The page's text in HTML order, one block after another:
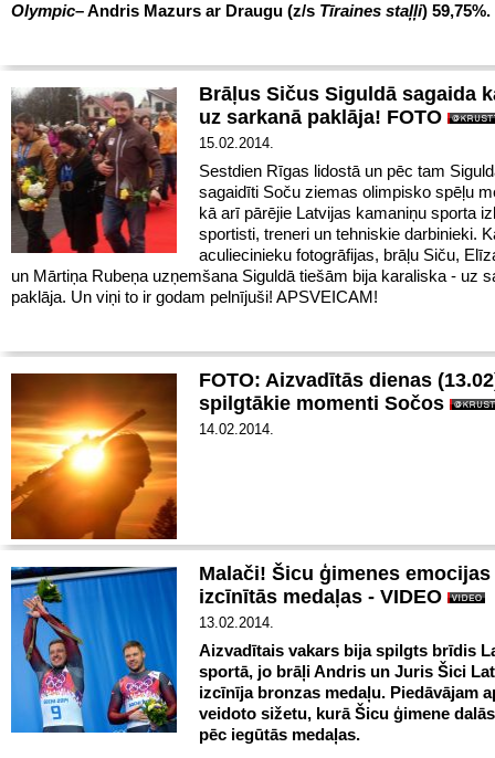
Olympic–Andris Mazurs ar Draugu (z/s Tīraines staļļi) 59,75%.
Brāļus Sičus Siguldā sagaida
uz sarkanā paklāja! FOTO
15.02.2014.
Sestdien Rīgas lidostā un pēc tam
sagaidīti Soču ziemas olimpisko spēļu
kā arī pārējie Latvijas kamaniņu sporta
sportisti, treneri un tehniskie darbinieki.
aculiecinieku fotogrāfijas, brāļu Siču,
un Mārtiņa Rubeņa uzņemšana Siguldā tiešām bija karaliska - uz
paklāja. Un viņi to ir godam pelnījuši! APSVEICAM!
FOTO: Aizvadītās dienas
spilgtākie momenti Sočos
14.02.2014.
Malači! Šicu ģimenes emocijas
izcīnītās medaļas - VIDEO
13.02.2014.
Aizvadītais vakars bija spilgts brīdis
sportā, jo brāļi Andris un Juris Šici
izcīnīja bronzas medaļu. Piedāvājam
veidoto sižetu, kurā Šicu ģimene
pēc iegūtās medaļas.